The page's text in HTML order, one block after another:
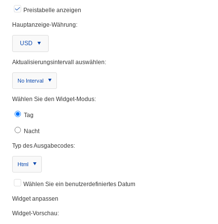
Preistabelle anzeigen
Hauptanzeige-Währung:
USD
Aktualisierungsintervall auswählen:
No Interval
Wählen Sie den Widget-Modus:
Tag
Nacht
Typ des Ausgabecodes:
Html
Wählen Sie ein benutzerdefiniertes Datum
Widget anpassen
Widget-Vorschau: